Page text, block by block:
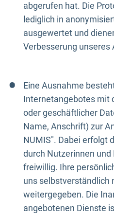
abgerufen hat. Die
lediglich in
ausgewertet und
Verbesserung unseres
Eine Ausnahme
Internetangebotes mit
oder geschäftlicher
Name, Anschrift) zur
NUMIS". Dabei erfolgt
durch Nutzerinnen
freiwillig. Ihre
uns selbstverständlich
weitergegeben. Die
angebotenen Dienste